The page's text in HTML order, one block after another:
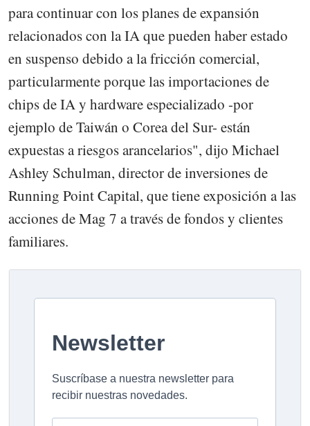
para continuar con los planes de expansión
relacionados con la IA que pueden haber estado
en suspenso debido a la fricción comercial,
particularmente porque las importaciones de
chips de IA y hardware especializado -por
ejemplo de Taiwán o Corea del Sur- están
expuestas a riesgos arancelarios", dijo Michael
Ashley Schulman, director de inversiones de
Running Point Capital, que tiene exposición a las
acciones de Mag 7 a través de fondos y clientes
familiares.